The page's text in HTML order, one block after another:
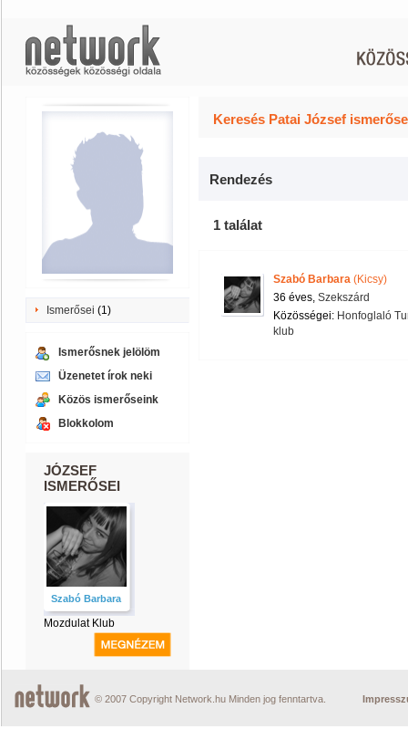
Ismerősei (1)
Ismerősnek jelölöm
Üzenetet írok neki
Közös ismerőseink
Blokkolom
JÓZSEF
ISMERŐSEI
Szabó Barbara
Mozdulat Klub
Keresés Patai József
Rendezés
1 találat
Szabó Barbara (Kicsy)
36 éves, Szekszárd
Közösségei: Honfoglaló
klub
© 2007 Copyright Network.hu Minden jog fenntartva.